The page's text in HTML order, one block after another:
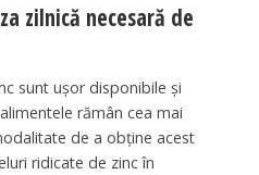
zilnică necesară de
sunt ușor disponibile și
rămân cea mai
de a obține acest
ridicate de zinc în